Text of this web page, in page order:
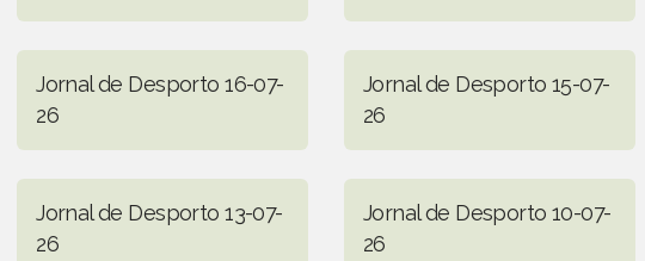
Jornal de Desporto 16-07-
26
Jornal de Desporto 15-07-
26
Jornal de Desporto 13-07-
26
Jornal de Desporto 10-07-
26